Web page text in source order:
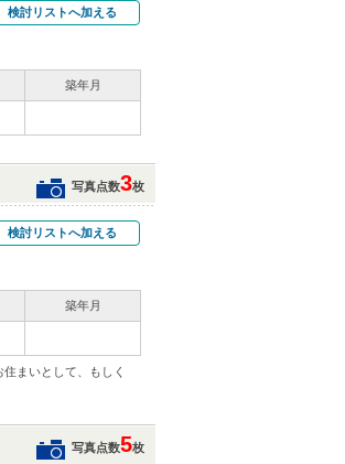
検討リストへ加える
築年月
写真点数3枚
検討リストへ加える
築年月
まいとして、もしく
写真点数5枚